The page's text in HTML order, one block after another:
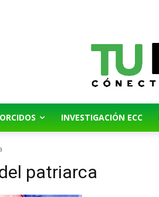
INVESTIGACIÓN ECC
patriarca